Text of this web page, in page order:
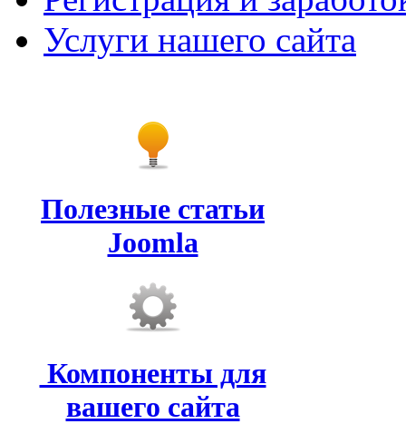
Услуги нашего сайта
Полезные статьи
Joomla
Компоненты для
вашего сайта